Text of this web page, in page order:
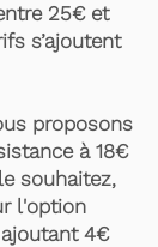
25€ et
s’ajoutent
proposons
à 18€
souhaitez,
l'option
4€